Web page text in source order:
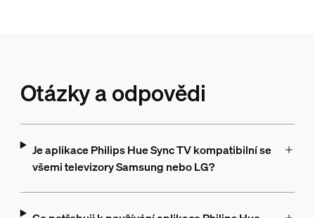
Otázky a odpovědi
Je aplikace Philips Hue Sync TV kompatibilní se
všemi televizory Samsung nebo LG?